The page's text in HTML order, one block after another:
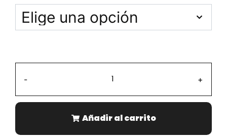
- +
Añadir al carrito